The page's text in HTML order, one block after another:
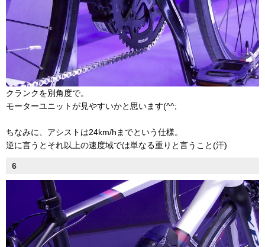
クランクを別角度で。
モーターユニットが見やすいかと思います(^^;
ちなみに、アシストは24km/hまでという仕様。
逆に言うとそれ以上の速度域では単なる重りと言うこと(汗)
6